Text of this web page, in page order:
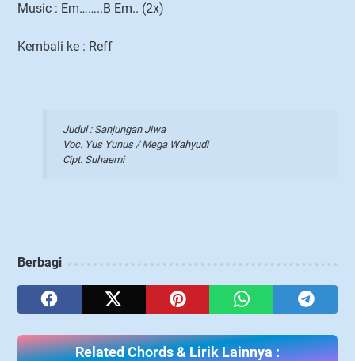
Music : Em……..B Em.. (2x)
Kembali ke : Reff
Judul : Sanjungan Jiwa
Voc. Yus Yunus / Mega Wahyudi
Cipt. Suhaemi
Berbagi
Related Chords & Lirik Lainnya :